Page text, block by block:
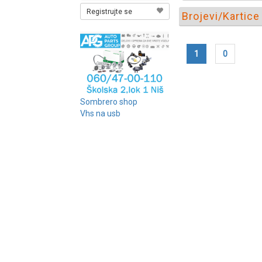
Registrujte se
Sombrero shop
Vhs na usb
Brojevi/Kartice
1 0